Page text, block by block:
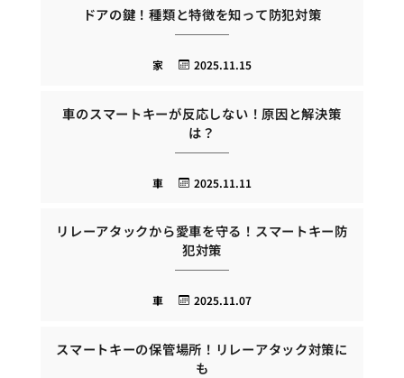
ドアの鍵！種類と特徴を知って防犯対策
2025.11.15
家
車のスマートキーが反応しない！原因と解決策
は？
2025.11.11
車
リレーアタックから愛車を守る！スマートキー防
犯対策
2025.11.07
車
スマートキーの保管場所！リレーアタック対策に
も